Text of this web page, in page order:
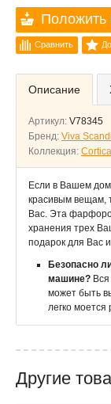
Положить
Сравнить
Описание
Артикул: V78345
Бренд: Viva
Коллекция: Cortica
Если в Вашем
красивым вещам,
Вас. Эта
хранения трех
подарок для Вас
Безопасно
машине?
может быть
легко моется
Другие